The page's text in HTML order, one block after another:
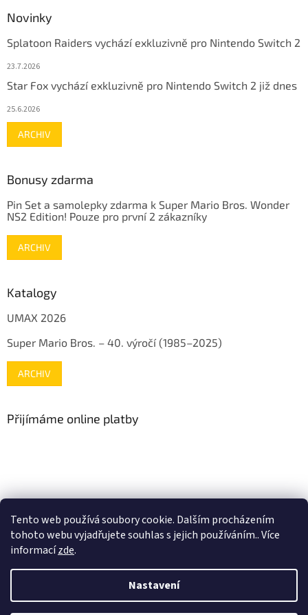
Tento web používá soubory cookie. Dalším procházením
tohoto webu vyjadřujete souhlas s jejich používáním.. Více
informacízde.
Nastavení
Novinky
Splatoon Raiders vychází exkluzivně pro Nintendo Switch 2
23.7.2026
Star Fox vychází exkluzivně pro Nintendo Switch 2 již dnes
25.6.2026
ARCHIV
Bonusy zdarma
Pin Set a samolepky zdarma k Super Mario Bros. Wonder
NS2 Edition! Pouze pro první 2 zákazníky
ARCHIV
Katalogy
UMAX 2026
Super Mario Bros. – 40. výročí (1985–2025)
ARCHIV
Přijímáme online platby
www.fleg.cz
Vytvořil Shoptet